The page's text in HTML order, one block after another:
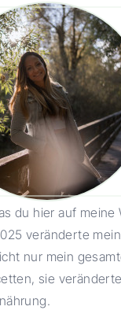
du hier auf meine
veränderte
nur mein
sie